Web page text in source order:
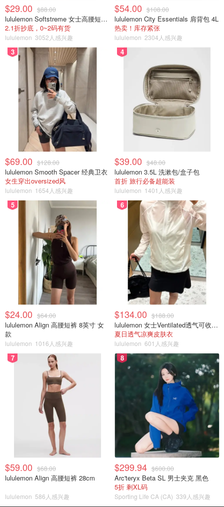
$29.00 $88.00
lululemon Softstreme 女士高腰短裤 10cm
2.1折抄底，0~2码有货
lululemon 3052人感兴趣
$54.00 $108.00
lululemon City Essentials 肩背包 4L
热卖！库存紧张
lululemon 2304人感兴趣
3
$69.00 $128.00
lululemon Smooth Spacer 经典卫衣
女生穿出oversized风
lululemon 1654人感兴趣
4
$39.00 $48.00
lululemon 3.5L 洗漱包/盒子包
首折 旅行必备超能装
lululemon 1401人感兴趣
5
$24.00 $64.00
lululemon Align 高腰短裤 8英寸 女
款
lululemon 1016人感兴趣
6
$134.00 $188.00
lululemon 女士Ventilated透气可收纳跑步夹克
夏日透气凉爽皮肤衣
lululemon 601人感兴趣
7
$59.00 $68.00
lululemon Align 高腰短裤 28cm
lululemon 586人感兴趣
8
$299.94 $600.00
Arc'teryx Beta SL 男士夹克 黑色
5折 剩XL码
Sporting Life CA (CA) 339人感兴趣